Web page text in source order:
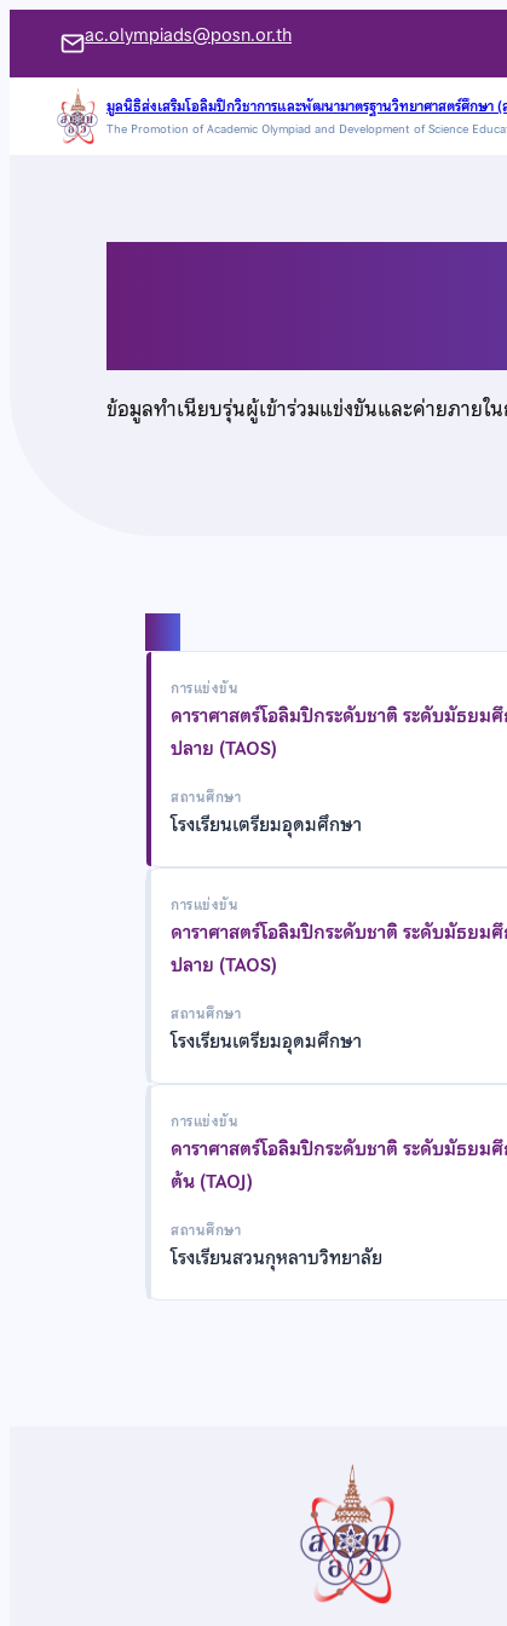
เนื้อหา
ac.olympiads@posn.or.th
มูลนิธิส่งเสริมโอลิมปิกวิชาการและพัฒนามาตรฐานวิทยาศาสตร์ศึกษา
The Promotion of Academic Olympiad and Development of Science
ข้อมูลทำเนียบรุ่นผู้เข้าร่วมแข่งขันและค่ายภายใ
การแข่งขัน
ดาราศาสตร์โอลิมปิกระดับชาติ ระดับมัธยม
ปลาย (TAOS)
สถานศึกษา
โรงเรียนเตรียมอุดมศึกษา
การแข่งขัน
ดาราศาสตร์โอลิมปิกระดับชาติ ระดับมัธยม
ปลาย (TAOS)
สถานศึกษา
โรงเรียนเตรียมอุดมศึกษา
การแข่งขัน
ดาราศาสตร์โอลิมปิกระดับชาติ ระดับมัธยม
ต้น (TAOJ)
สถานศึกษา
โรงเรียนสวนกุหลาบวิทยาลัย